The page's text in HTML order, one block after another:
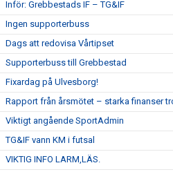
Inför: Grebbestads IF – TG&IF
Ingen supporterbuss
Dags att redovisa Vårtipset
Supporterbuss till Grebbestad
Fixardag på Ulvesborg!
Rapport från årsmötet – starka finanser
Viktigt angående SportAdmin
TG&IF vann KM i futsal
VIKTIG INFO LARM,LÄS.